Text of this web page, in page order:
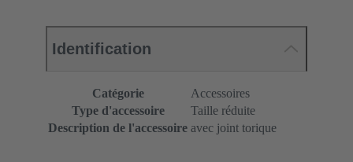
Identification
Catégorie
Accessoires
Type d'accessoire
Taille réduite
Description de l'accessoire avec joint torique